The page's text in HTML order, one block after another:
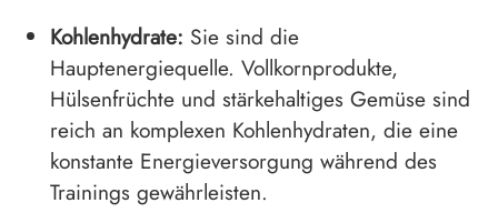
Kohlenhydrate: Sie sind die
Hauptenergiequelle. Vollkornprodukte,
Hülsenfrüchte und stärkehaltiges Gemüse sind
reich an komplexen Kohlenhydraten, die eine
konstante Energieversorgung während des
Trainings gewährleisten.